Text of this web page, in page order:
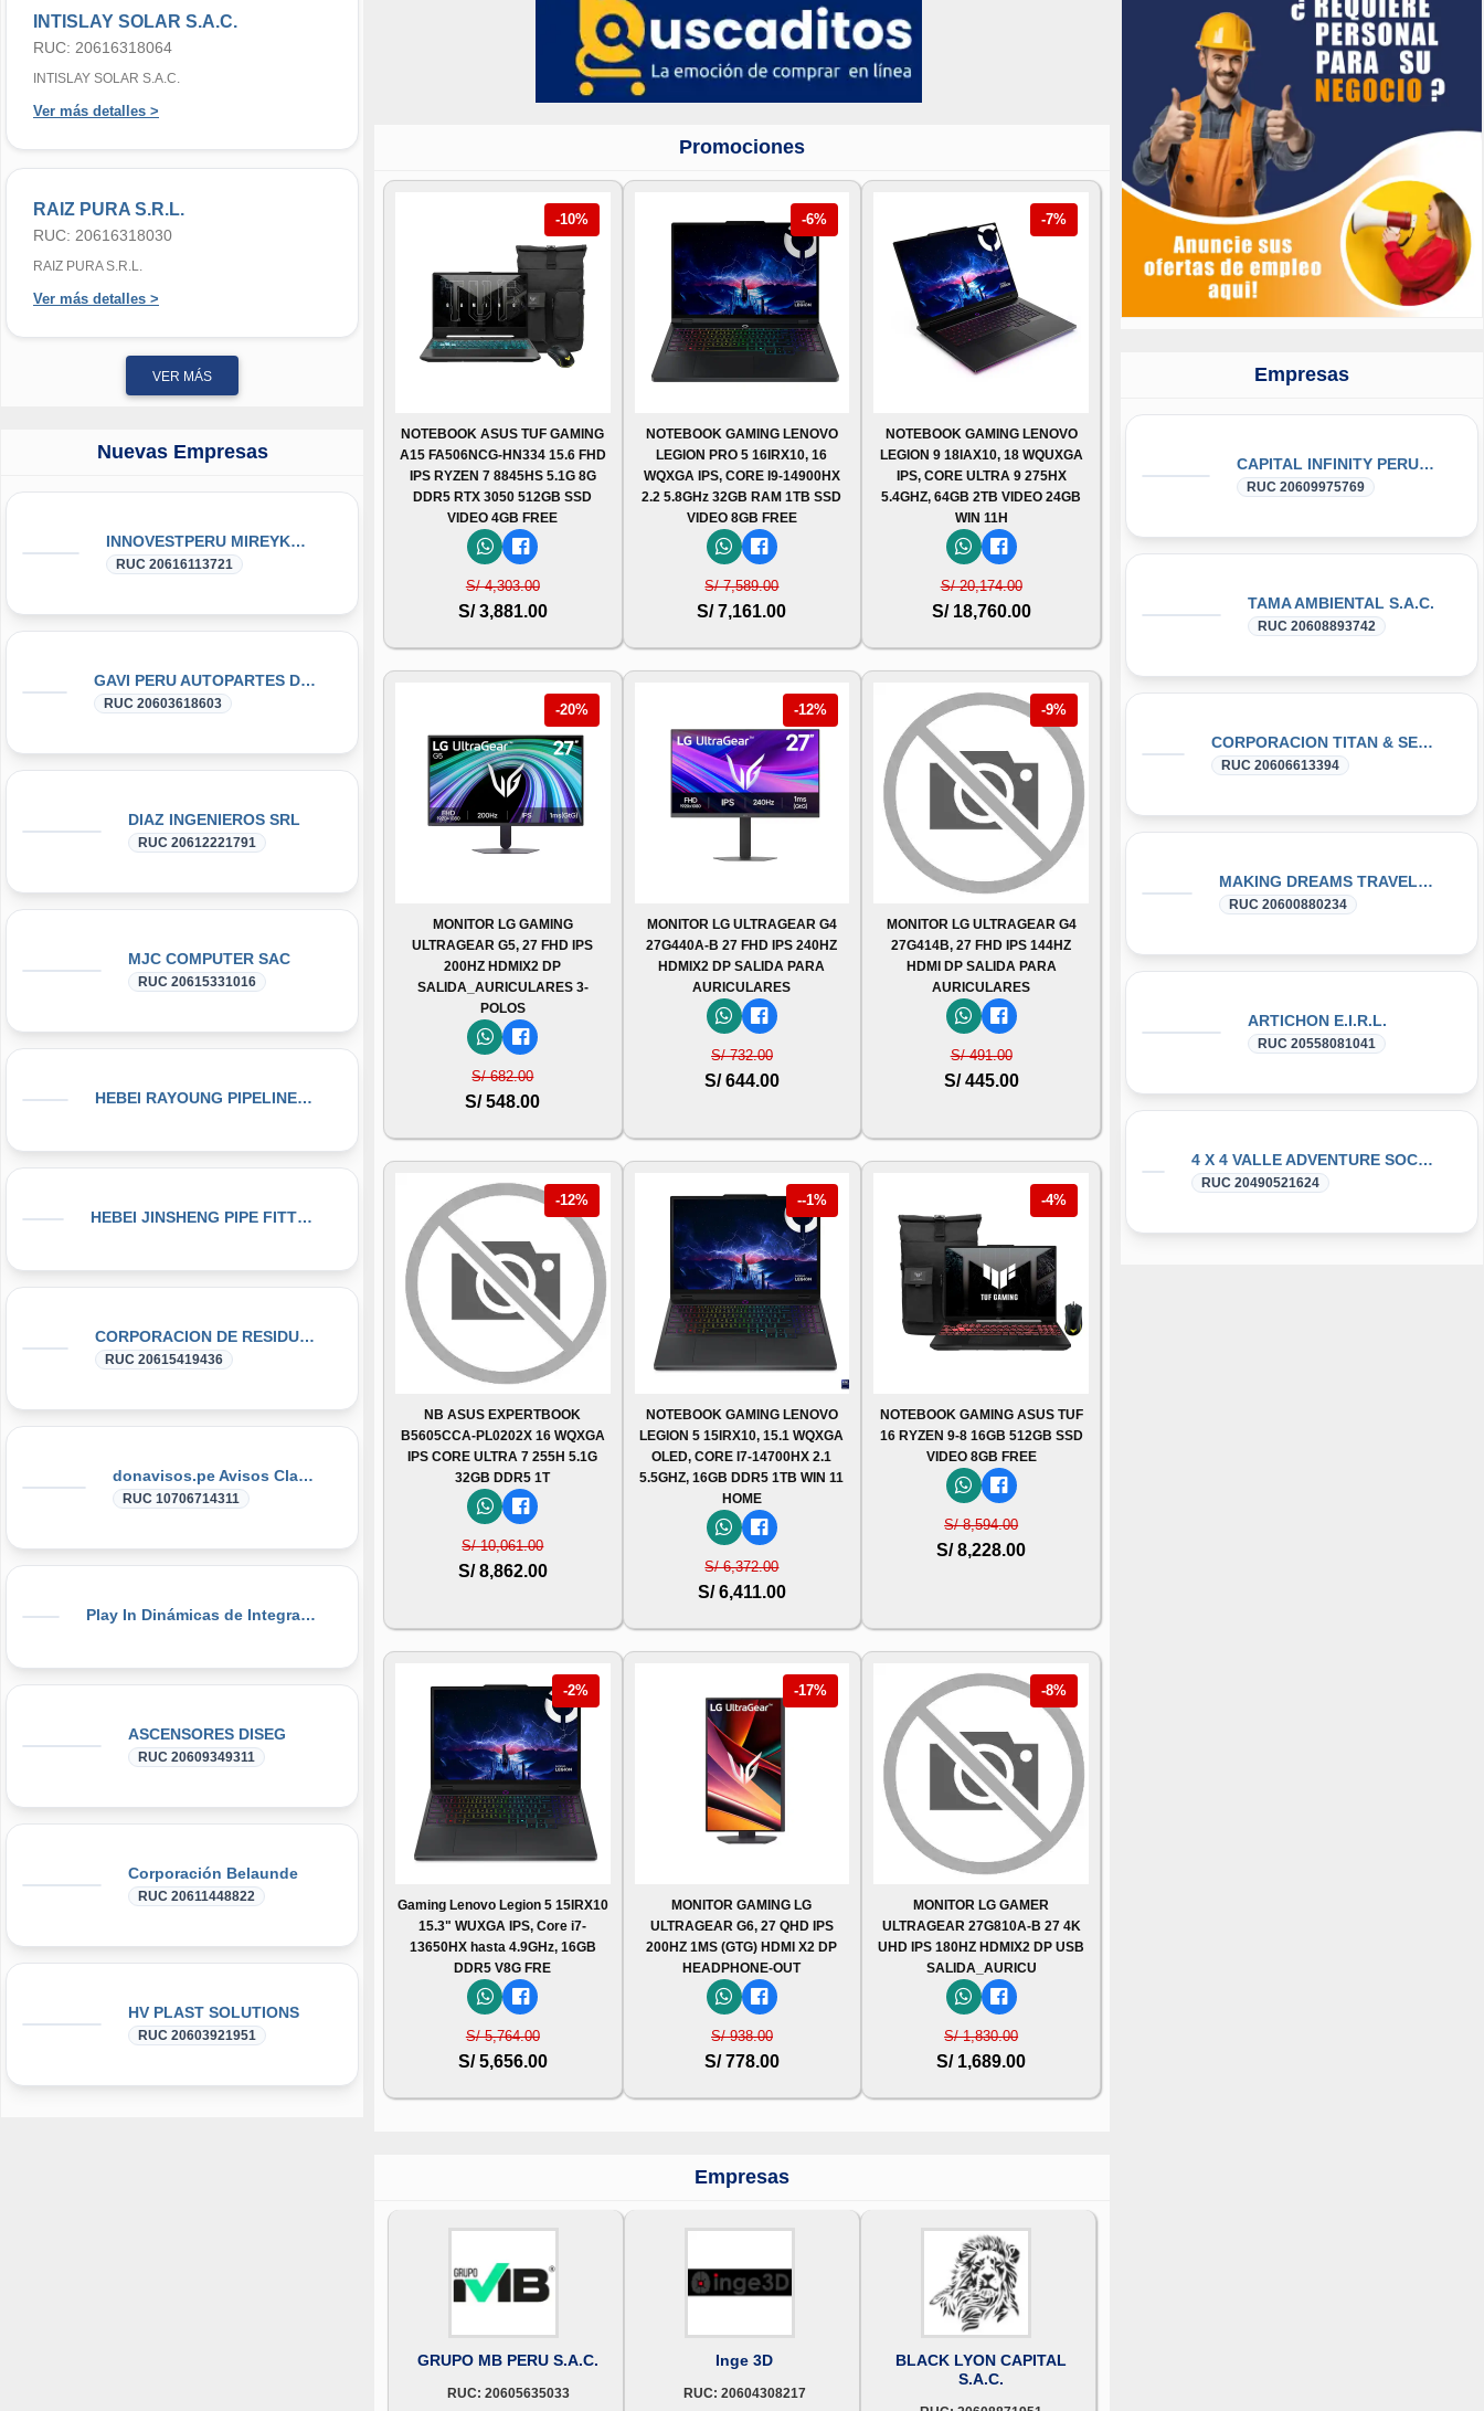
INTISLAY SOLAR S.A.C.
RUC: 20616318064
INTISLAY SOLAR S.A.C.
Ver más detalles >
RAIZ PURA S.R.L.
RUC: 20616318030
RAIZ PURA S.R.L.
Ver más detalles >
VER MÁS
Nuevas Empresas
INNOVESTPERU MIREYKA GROUP SAC
RUC 20616113721
GAVI PERU AUTOPARTES DONGFENG y DFSK GLORY
RUC 20603618603
DIAZ INGENIEROS SRL
RUC 20612221791
MJC COMPUTER SAC
RUC 20615331016
HEBEI RAYOUNG PIPELINE TECHNOLOGY CO., LTD
HEBEI JINSHENG PIPE FITTING MANUFACTURING CO., LT
CORPORACION DE RESIDUOS SEGOVIA.PERU SAC
RUC 20615419436
donavisos.pe Avisos Clasificados
RUC 10706714311
Play In Dinámicas de Integración, Gymkanas, Eventos Corporativos
ASCENSORES DISEG
RUC 20609349311
Corporación Belaunde
RUC 20611448822
HV PLAST SOLUTIONS
RUC 20603921951
Promociones
-10%
NOTEBOOK ASUS TUF GAMING
A15 FA506NCG-HN334 15.6 FHD
IPS RYZEN 7 8845HS 5.1G 8G
DDR5 RTX 3050 512GB SSD
VIDEO 4GB FREE
S/ 4,303.00
S/ 3,881.00
-6%
NOTEBOOK GAMING LENOVO
LEGION PRO 5 16IRX10, 16
WQXGA IPS, CORE I9-14900HX
2.2 5.8GHz 32GB RAM 1TB SSD
VIDEO 8GB FREE
S/ 7,589.00
S/ 7,161.00
-7%
NOTEBOOK GAMING LENOVO
LEGION 9 18IAX10, 18 WQUXGA
IPS, CORE ULTRA 9 275HX
5.4GHZ, 64GB 2TB VIDEO 24GB
WIN 11H
S/ 20,174.00
S/ 18,760.00
-20%
MONITOR LG GAMING
ULTRAGEAR G5, 27 FHD IPS
200HZ HDMIX2 DP
SALIDA_AURICULARES 3-
POLOS
S/ 682.00
S/ 548.00
-12%
MONITOR LG ULTRAGEAR G4
27G440A-B 27 FHD IPS 240HZ
HDMIX2 DP SALIDA PARA
AURICULARES
S/ 732.00
S/ 644.00
-9%
MONITOR LG ULTRAGEAR G4
27G414B, 27 FHD IPS 144HZ
HDMI DP SALIDA PARA
AURICULARES
S/ 491.00
S/ 445.00
-12%
NB ASUS EXPERTBOOK
B5605CCA-PL0202X 16 WQXGA
IPS CORE ULTRA 7 255H 5.1G
32GB DDR5 1T
S/ 10,061.00
S/ 8,862.00
--1%
NOTEBOOK GAMING LENOVO
LEGION 5 15IRX10, 15.1 WQXGA
OLED, CORE I7-14700HX 2.1
5.5GHZ, 16GB DDR5 1TB WIN 11
HOME
S/ 6,372.00
S/ 6,411.00
-4%
NOTEBOOK GAMING ASUS TUF
16 RYZEN 9-8 16GB 512GB SSD
VIDEO 8GB FREE
S/ 8,594.00
S/ 8,228.00
-2%
Gaming Lenovo Legion 5 15IRX10
15.3" WUXGA IPS, Core i7-
13650HX hasta 4.9GHz, 16GB
DDR5 V8G FRE
S/ 5,764.00
S/ 5,656.00
-17%
MONITOR GAMING LG
ULTRAGEAR G6, 27 QHD IPS
200HZ 1MS (GTG) HDMI X2 DP
HEADPHONE-OUT
S/ 938.00
S/ 778.00
-8%
MONITOR LG GAMER
ULTRAGEAR 27G810A-B 27 4K
UHD IPS 180HZ HDMIX2 DP USB
SALIDA_AURICU
S/ 1,830.00
S/ 1,689.00
Empresas
GRUPO MB PERU S.A.C.
RUC: 20605635033
Inge 3D
RUC: 20604308217
BLACK LYON CAPITAL
S.A.C.
Empresas
CAPITAL INFINITY PERU S.A.C.
RUC 20609975769
TAMA AMBIENTAL S.A.C.
RUC 20608893742
CORPORACION TITAN & SERVICIOS GENERALES S.A.C.
RUC 20606613394
MAKING DREAMS TRAVEL & SERVICES S.A.C.
RUC 20600880234
ARTICHON E.I.R.L.
RUC 20558081041
4 X 4 VALLE ADVENTURE SOCIEDAD COMERCIAL DE RESPONSABILIDAD LIMITADA - 4 X 4 VALLE ADVENTURE S.R..L.
RUC 20490521624